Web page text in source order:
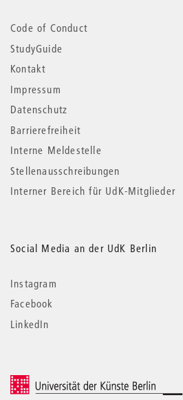
Code of Conduct
StudyGuide
Kontakt
Impressum
Datenschutz
Barrierefreiheit
Interne Meldestelle
Stellenausschreibungen
Interner Bereich für UdK-Mitglieder
Social Media an der UdK Berlin
Instagram
Facebook
LinkedIn
© 2026 Universität der Künste Berlin